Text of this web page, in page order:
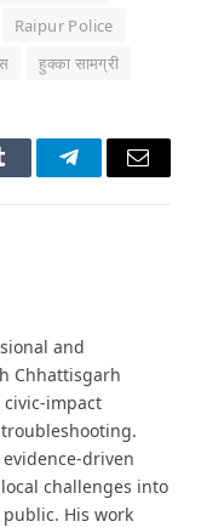
Raipur Police
हुक्का सामग्री
TelegramEmail
and
Chhattisgarh
civic-impact
driven
challenges into
His work